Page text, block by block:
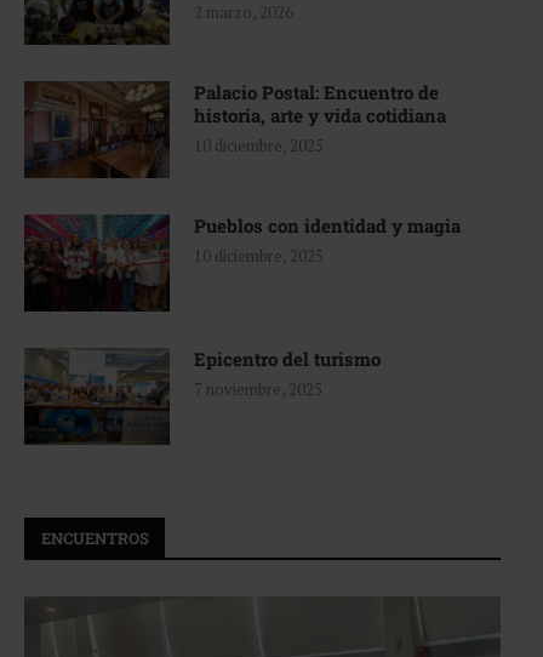
2 marzo, 2026
Palacio Postal: Encuentro de
historia, arte y vida cotidiana
10 diciembre, 2025
Pueblos con identidad y magia
10 diciembre, 2025
Epicentro del turismo
7 noviembre, 2025
ENCUENTROS